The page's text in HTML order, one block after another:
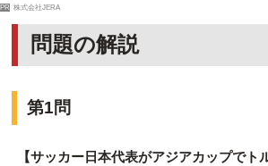
PR 株式会社JERA
問題の解説
第1問
【サッカー日本代表がアジアカップでト